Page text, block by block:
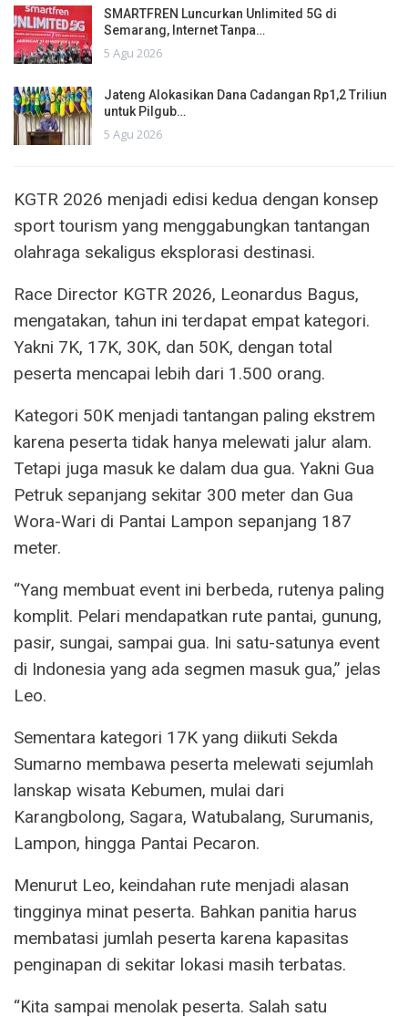
SMARTFREN Luncurkan Unlimited 5G di
Semarang, Internet Tanpa…
5 Agu 2026
Jateng Alokasikan Dana Cadangan Rp1,2 Triliun
untuk Pilgub…
5 Agu 2026
KGTR 2026 menjadi edisi kedua dengan konsep
sport tourism yang menggabungkan tantangan
olahraga sekaligus eksplorasi destinasi.
Race Director KGTR 2026, Leonardus Bagus,
mengatakan, tahun ini terdapat empat kategori.
Yakni 7K, 17K, 30K, dan 50K, dengan total
peserta mencapai lebih dari 1.500 orang.
Kategori 50K menjadi tantangan paling ekstrem
karena peserta tidak hanya melewati jalur alam.
Tetapi juga masuk ke dalam dua gua. Yakni Gua
Petruk sepanjang sekitar 300 meter dan Gua
Wora-Wari di Pantai Lampon sepanjang 187
meter.
“Yang membuat event ini berbeda, rutenya paling
komplit. Pelari mendapatkan rute pantai, gunung,
pasir, sungai, sampai gua. Ini satu-satunya event
di Indonesia yang ada segmen masuk gua,” jelas
Leo.
Sementara kategori 17K yang diikuti Sekda
Sumarno membawa peserta melewati sejumlah
lanskap wisata Kebumen, mulai dari
Karangbolong, Sagara, Watubalang, Surumanis,
Lampon, hingga Pantai Pecaron.
Menurut Leo, keindahan rute menjadi alasan
tingginya minat peserta. Bahkan panitia harus
membatasi jumlah peserta karena kapasitas
penginapan di sekitar lokasi masih terbatas.
“Kita sampai menolak peserta. Salah satu